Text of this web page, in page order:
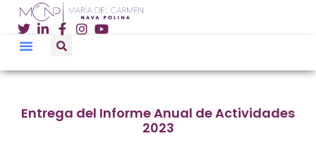
Entrega del Informe Anual de Actividades
2023